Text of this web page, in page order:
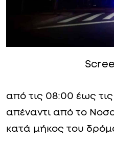
από τις 08:00 έως
απέναντι από το
κατά μήκος του